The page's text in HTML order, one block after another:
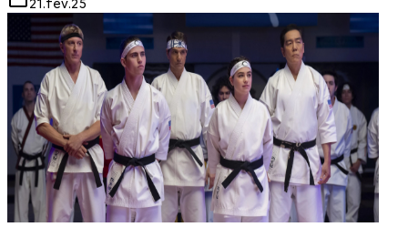
21.fev.25